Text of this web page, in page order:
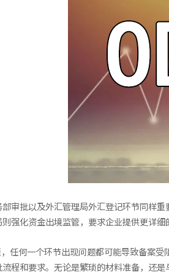
审批以及外汇管理局外汇登记环节同样
强化资金出境监管，要求企业提供更详细
任何一个环节出现问题都可能导致备案
程和要求。无论是繁琐的材料准备，还